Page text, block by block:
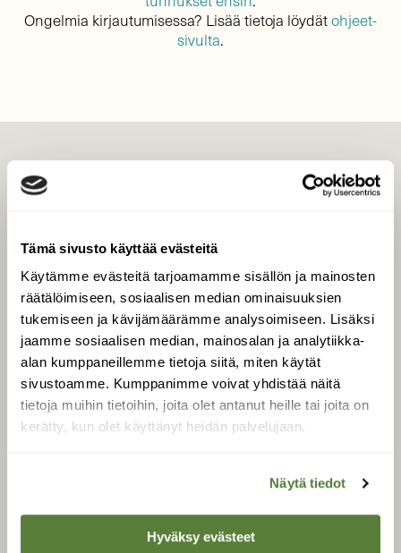
Tämä sivusto käyttää evästeitä
Käytämme evästeitä tarjoamamme sisällön ja mainosten
räätälöimiseen, sosiaalisen median ominaisuuksien
tukemiseen ja kävijämäärämme analysoimiseen. Lisäksi
jaamme sosiaalisen median, mainosalan ja analytiikka-
alan kumppaneillemme tietoja siitä, miten käytät
sivustoamme. Kumppanimme voivat yhdistää näitä
tietoja muihin tietoihin, joita olet antanut heille tai joita on
kerätty, kun olet käyttänyt heidän palvelujaan.
Näytä tiedot
Hyväksy evästeet
Ongelmia kirjautumisessa? Lisää tietoja löydätohjeet-
sivulta.
Tilaa digilukuoikeus
Äänestä parasta juttua
Tilaa uutiskirje
SUOMEN LUONNON­
SUOJELU­LIITTO
Suomen Luonto -lehden
luonnonsuojelu­liitto.